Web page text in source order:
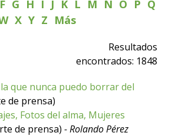
F G H I J K L M N O P Q
X Y Z Más
Resultados
encontrados: 1848
que nunca puedo borrar del
de prensa)
Fotos del alma, Mujeres
de prensa) - Rolando Pérez